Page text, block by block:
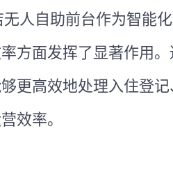
人自助前台作为智能
方面发挥了显著作用
更高效地处理入住登
效率。